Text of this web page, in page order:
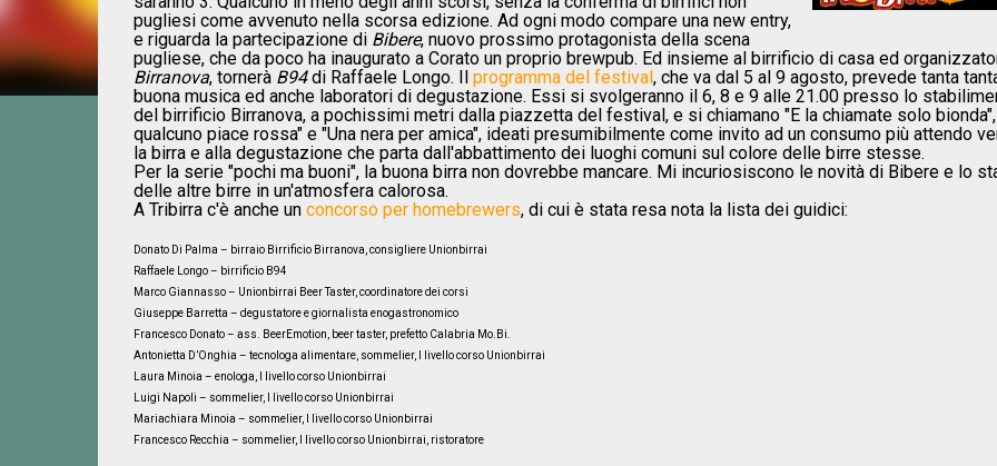
pugliesi come avvenuto nella scorsa edizione. Ad ogni modo compare una new entry,
e riguarda la partecipazione di Bibere, nuovo prossimo protagonista della scena
pugliese, che da poco ha inaugurato a Corato un proprio brewpub. Ed insieme al birrificio di casa ed
Birranova, tornerà B94di Raffaele Longo. Il programma del festival, che va dal 5 al 9 agosto, prevede tanta
buona musica ed anche laboratori di degustazione. Essi si svolgeranno il 6, 8 e 9 alle 21.00 presso lo
del birrificio Birranova, a pochissimi metri dalla piazzetta del festival, e si chiamano "E la chiamate solo bionda",
qualcuno piace rossa" e "Una nera per amica", ideati presumibilmente come invito ad un consumo più attendo
la birra e alla degustazione che parta dall'abbattimento dei luoghi comuni sul colore delle birre stesse.
Per la serie "pochi ma buoni", la buona birra non dovrebbe mancare. Mi incuriosiscono le novità di Bibere e lo
delle altre birre in un'atmosfera calorosa.
A Tribirra c'è anche un concorso per homebrewers, di cui è stata resa nota la lista dei guidici:
Donato Di Palma – birraio Birrificio Birranova, consigliere Unionbirrai
Raffaele Longo – birrificio B94
Marco Giannasso – Unionbirrai Beer Taster, coordinatore dei corsi
Giuseppe Barretta – degustatore e giornalista enogastronomico
Francesco Donato – ass. BeerEmotion, beer taster, prefetto Calabria Mo.Bi.
Antonietta D’Onghia – tecnologa alimentare, sommelier, I livello corso Unionbirrai
Laura Minoia – enologa, I livello corso Unionbirrai
Luigi Napoli – sommelier, I livello corso Unionbirrai
Mariachiara Minoia – sommelier, I livello corso Unionbirrai
Francesco Recchia – sommelier, I livello corso Unionbirrai, ristoratore